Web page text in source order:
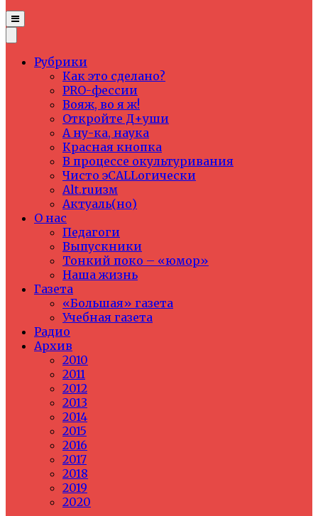
Рубрики
Как это сделано?
PRO-фессии
Вояж, во я ж!
Откройте Д+уши
А ну-ка, наука
Красная кнопка
В процессе окультуривания
Чисто эCALLогически
Alt.ruизм
Актуаль(но)
О нас
Педагоги
Выпускники
Тонкий поко – «юмор»
Наша жизнь
Газета
«Большая» газета
Учебная газета
Радио
Архив
2010
2011
2012
2013
2014
2015
2016
2017
2018
2019
2020